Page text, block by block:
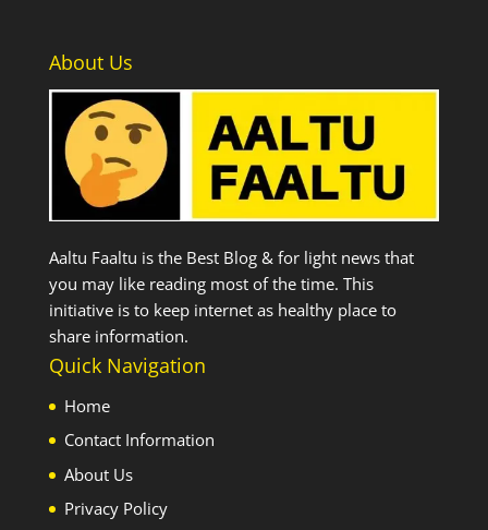
About Us
Aaltu Faaltu is the Best Blog & for light news that
you may like reading most of the time. This
initiative is to keep internet as healthy place to
share information.
Quick Navigation
Home
Contact Information
About Us
Privacy Policy